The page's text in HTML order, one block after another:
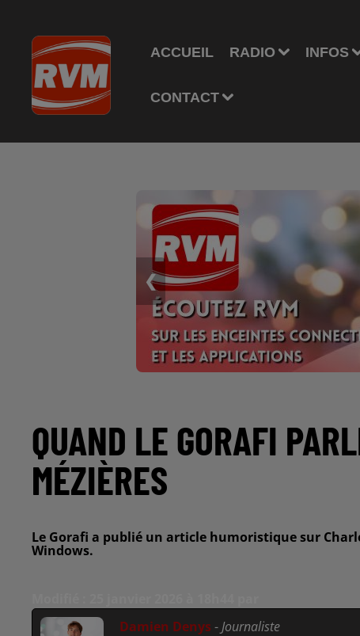
ACCUEIL RADIO INFOS
CONTACT
❮
QUAND LE GORAFI
MÉZIÈRES
Le Gorafi a publié un article humoristique sur
Windows.
Damien Denys -Journaliste